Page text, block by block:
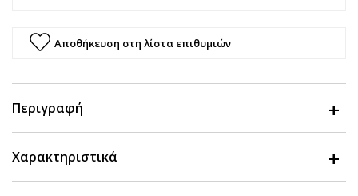
Αποθήκευση στη λίστα επιθυμιών
Περιγραφή
Χαρακτηριστικά